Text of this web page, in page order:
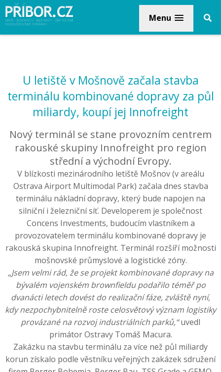
Menu
U letiště v Mošnově začala stavba
terminálu kombinované dopravy za půl
miliardy, koupí jej Innofreight
Nový terminál se stane provozním centrem
rakouské skupiny Innofreight pro region
střední a východní Evropy.
V blízkosti mezinárodního letiště Mošnov (v areálu
Ostrava Airport Multimodal Park) začala dnes stavba
terminálu nákladní dopravy, který bude napojen na
silniční i železniční síť. Developerem je společnost
Concens Investments, budoucím vlastníkem a
provozovatelem terminálu kombinované dopravy je
rakouská skupina Innofreight. Terminál rozšíří možnosti
mošnovské průmyslové a logistické zóny.
„Jsem velmi rád, že se projekt kombinované dopravy na
bývalém vojenském brownfieldu podařilo téměř po
dvanácti letech dovést do realizační fáze, zvláště nyní,
kdy nezpochybnitelně rostecelosvětový význam logistiky
provázané na rozvoj industriálních parků,“uvedl
primátor Ostravy Tomáš Macura.
Zakázku na stavbu terminálu za více než půl miliardy
korun získalo podle věstníku veřejných zakázek sdružení